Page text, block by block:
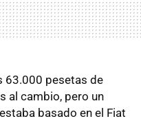
63.000 pesetas de
al cambio, pero un
basado en el Fiat